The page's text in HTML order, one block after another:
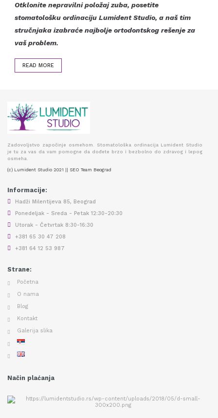
Otklonite nepravilni položaj zuba, posetite
stomatološku ordinaciju Lumident Studio, a naš tim
stručnjaka izabraće najbolje ortodontskog rešenje za
vaš problem.
READ MORE
Zadovoljstvo započinje osmehom. Stomatološka ordinacija Lumident Studio
je tu za vas da vam pomogne da dođete brzo i bezbolno do zdravog i lepog
osmeha.
(c) Lumident Studio 2021 || SEO Team Beograd
Informacije:
Hadži Milentijeva 85, Beograd
Ponedeljak - Sreda - Petak 12:30-20:30
Utorak - Četvrtak 8:30-16:30
+381 65 30 47 208
+381 64 12 53 987
Strane:
Početna
O nama
Blog
Kontakt
Galerija slika
Način plaćanja